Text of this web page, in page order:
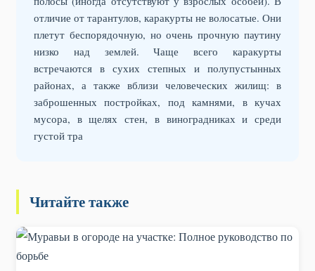
отличие от тарантулов, каракурты не волосатые. Они
плетут беспорядочную, но очень прочную паутину
низко над землей. Чаще всего каракурты
встречаются в сухих степных и полупустынных
районах, а также вблизи человеческих жилищ: в
заброшенных постройках, под камнями, в кучах
мусора, в щелях стен, в виноградниках и среди
густой тра
Читайте также